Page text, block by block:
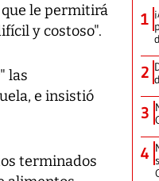
le permitirá
y costoso".
las
e insistió
terminados
1
2
3
4